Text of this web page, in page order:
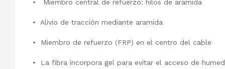
• Miembro central de refuerzo: hilos de aramida
• Alivio de tracción mediante aramida
• Miembro de refuerzo (FRP) en el centro del cable
• La fibra incorpora gel para evitar el acceso de